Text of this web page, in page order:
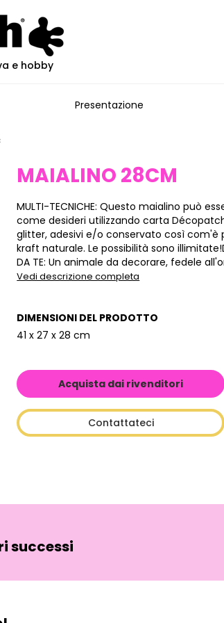
e hobby
Presentazione
MAIALINO 28CM
MULTI-TECNICHE: Questo maialino può
come desideri utilizzando carta
glitter, adesivi e/o conservato così com'è
kraft naturale. Le possibilità sono
DA TE: Un animale da decorare, fedele
Vedi descrizione completa
DIMENSIONI DEL PRODOTTO
41 x 27 x 28 cm
Acquista dai rivenditori
Contattateci
successi